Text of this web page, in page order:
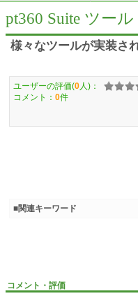
pt360 Suite ツール
様々なツールが実装さ
コメント・評価
ユーザーの評価(0 人)：
コメント： 0件
■関連キーワード